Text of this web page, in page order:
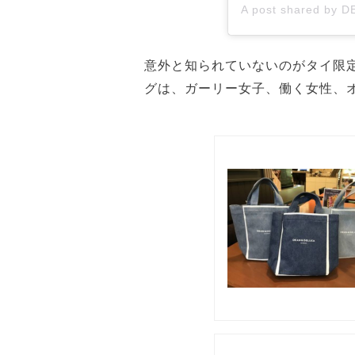
意外と知られていないのがタイ
グは、ガーリー女子、働く女性、